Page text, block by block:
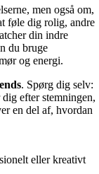
men også om,
føle dig rolig, andre
din indre
du bruge
og energi.
. Spørg dig selv:
efter stemningen,
en del af, hvordan
eller kreativt